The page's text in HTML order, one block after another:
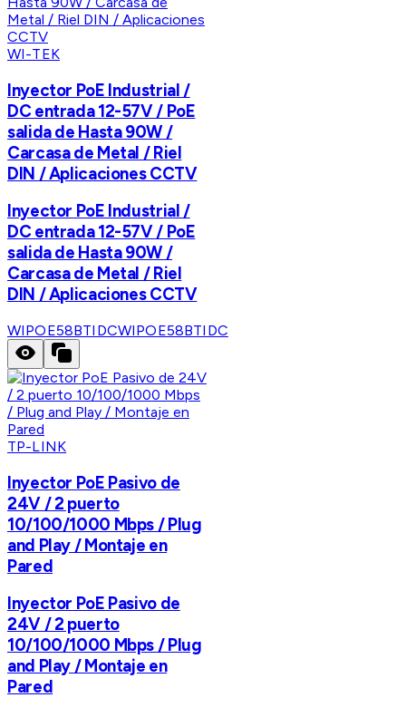
WI-TEK
Inyector PoE Industrial /
DC entrada 12-57V / PoE
salida de Hasta 90W /
Carcasa de Metal / Riel
DIN / Aplicaciones CCTV
Inyector PoE Industrial /
DC entrada 12-57V / PoE
salida de Hasta 90W /
Carcasa de Metal / Riel
DIN / Aplicaciones CCTV
WIPOE58BTIDCWIPOE58BTIDC
TP-LINK
Inyector PoE Pasivo de
24V / 2 puerto
10/100/1000 Mbps / Plug
and Play / Montaje en
Pared
Inyector PoE Pasivo de
24V / 2 puerto
10/100/1000 Mbps / Plug
and Play / Montaje en
Pared